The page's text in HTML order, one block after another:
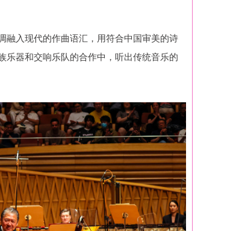
融入现代的作曲语汇，用符合中国审美的诗
乐器和交响乐队的合作中，听出传统音乐的